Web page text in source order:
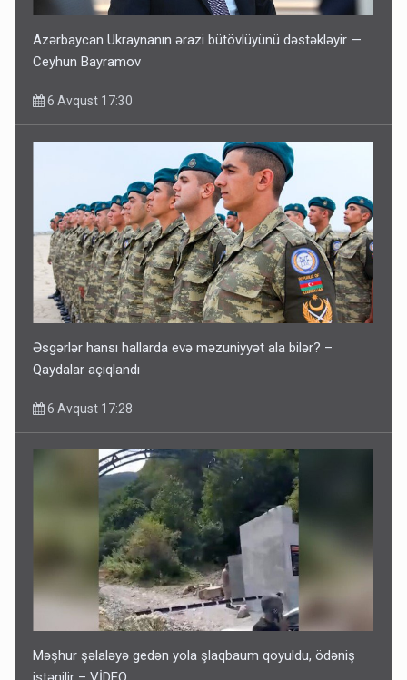
Azərbaycan Ukraynanın ərazi bütövlüyünü dəstəkləyir —
Ceyhun Bayramov
6 Avqust 17:30
Əsgərlər hansı hallarda evə məzuniyyət ala bilər? –
Qaydalar açıqlandı
6 Avqust 17:28
Məşhur şəlaləyə gedən yola şlaqbaum qoyuldu, ödəniş